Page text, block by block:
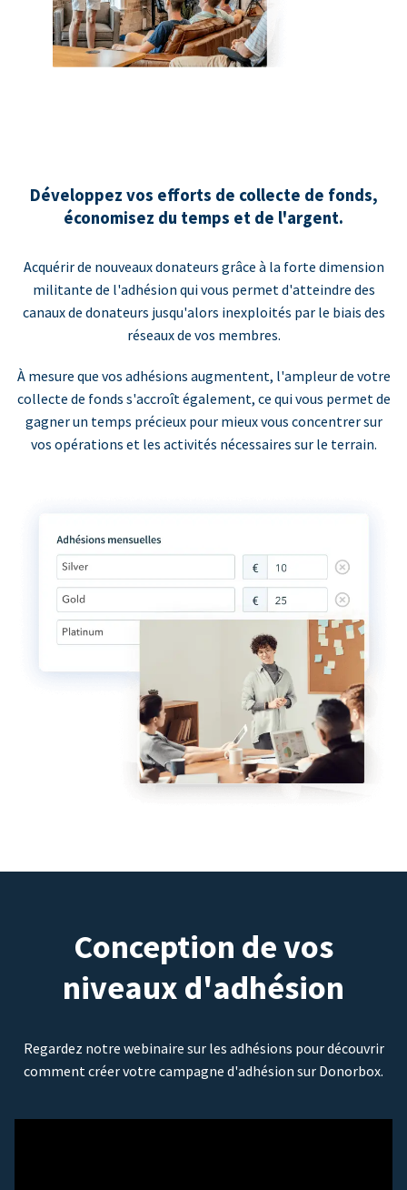
Développez vos efforts de collecte de fonds,
économisez du temps et de l'argent.
Acquérir de nouveaux donateurs grâce à la forte dimension
militante de l'adhésion qui vous permet d'atteindre des
canaux de donateurs jusqu'alors inexploités par le biais des
réseaux de vos membres.
À mesure que vos adhésions augmentent, l'ampleur de votre
collecte de fonds s'accroît également, ce qui vous permet de
gagner un temps précieux pour mieux vous concentrer sur
vos opérations et les activités nécessaires sur le terrain.
Conception de vos
niveaux d'adhésion
Regardez notre webinaire sur les adhésions pour découvrir
comment créer votre campagne d'adhésion sur Donorbox.